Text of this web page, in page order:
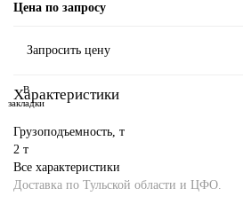
Цена по запросу
Запросить цену
В
закладки
Характеристики
Грузоподъемность, т
2 т
Все характеристики
Доставка по Тульской области и ЦФО.